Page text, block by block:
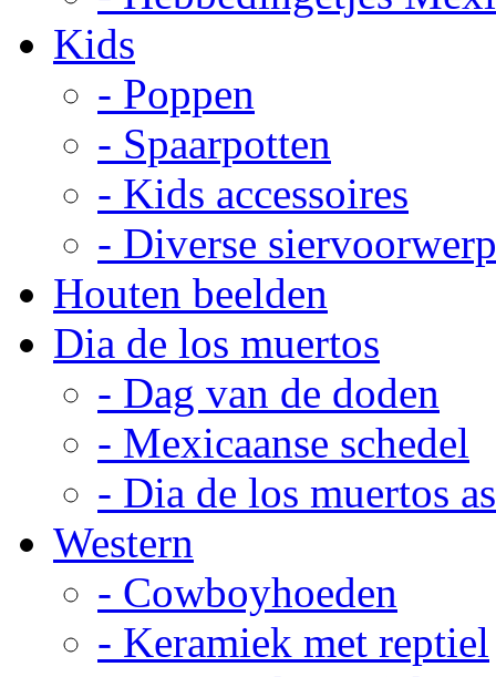
Kids
- Poppen
- Spaarpotten
- Kids accessoires
- Diverse
Houten beelden
Dia de los muertos
- Dag van de doden
- Mexicaanse schedel
- Dia de los muertos
Western
- Cowboyhoeden
- Keramiek met reptiel